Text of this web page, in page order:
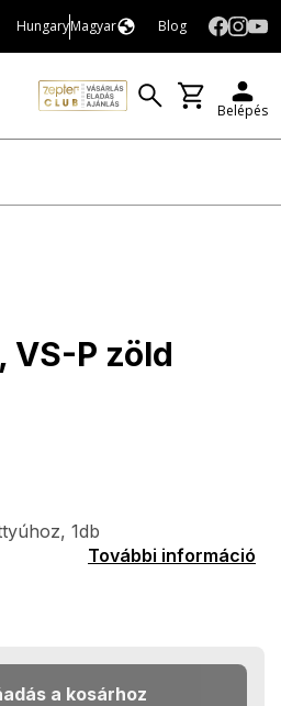
HungaryMagyar Blog
Belépés
P zöld
1db
További információ
a kosárhoz